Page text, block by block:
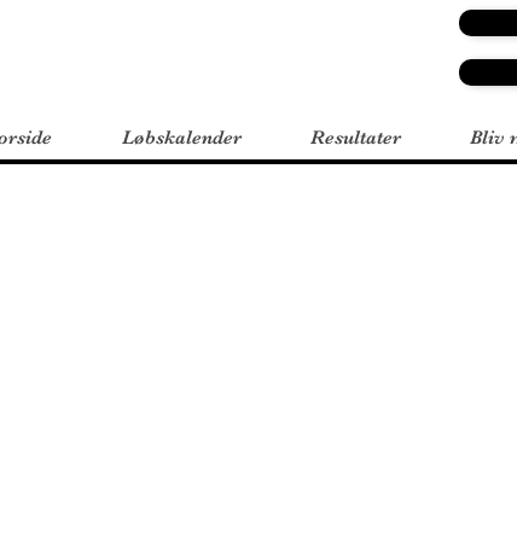
Løbskalender Resultater Bliv